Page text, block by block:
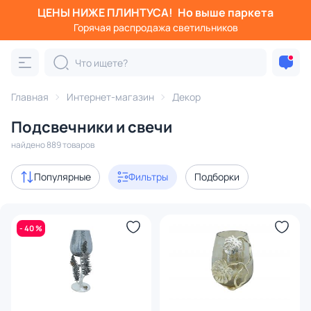
ЦЕНЫ НИЖЕ ПЛИНТУСА! Но выше паркета
Горячая распродажа светильников
Главная Интернет-магазин Декор
Подсвечники и свечи
найдено 889 товаров
Популярные Фильтры Подборки
- 40 %
Фильтры
Категория: Подсвечники и свечи
подсвечники пепельницы свечи
Акции 105
В наличии 700